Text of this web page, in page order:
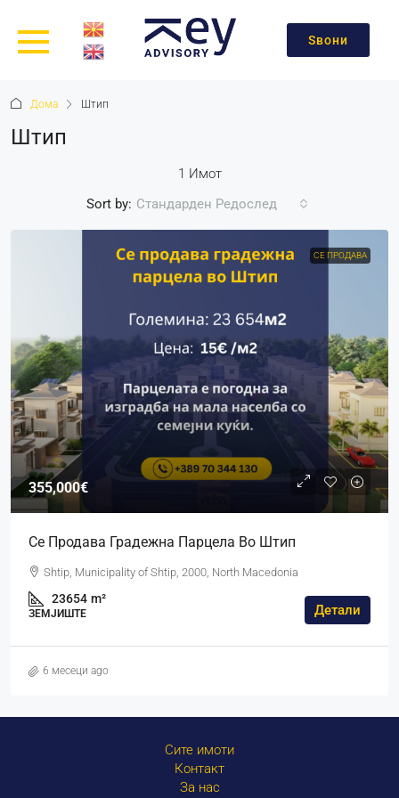
Ѕвони
Дома Штип
Штип
1 Имот
Sort by: Стандарден Редослед
СЕ ПРОДАВА
355,000€
Се Продава Градежна Парцела Во Штип
Shtip, Municipality of Shtip, 2000, North Macedonia
23654 m²
ЗЕМЈИШТЕ Детали
6 месеци ago
Сите имоти
Контакт
За нас